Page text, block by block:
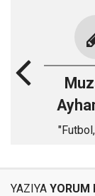
YAZIYA YORUM